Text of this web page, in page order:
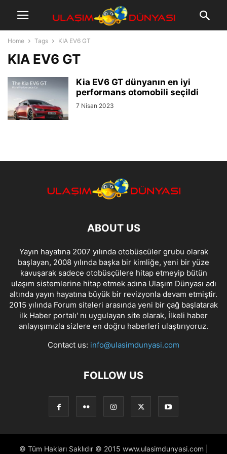
Home Tags KIA EV6 GT
KIA EV6 GT
Kia EV6 GT dünyanın en iyi
performans otomobili seçildi
7 Nisan 2023
ABOUT US
Yayın hayatına 2007 yılında otobüscüler grubu olarak
başlayan, 2008 yılında başka bir kimliğe, yeni bir yüze
kavuşarak sadece otobüsçülere hitap etmeyip bütün
ulaşım sistemlerine hitap etmek adına Ulaşım Dünyası adı
altında yayın hayatına büyük bir revizyonla devam etmiştir.
2015 yılında Forum siteleri arasında yeni bir çağ başlatarak
ilk Haber portalı' nı uygulayan site olarak, İlkeli haber
anlayışımızla sizlere en doğru haberleri ulaştırıyoruz.
Contact us: info@ulasimdunyasi.com
FOLLOW US
© Tüm Hakları Saklıdır © 2015 www.ulasimdunyasi.com |